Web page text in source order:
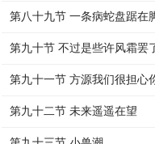
第八十九节 一条病蛇盘踞在
第九十节 不过是些许风霜罢
第九十一节 方源我们很担心
第九十二节 未来遥遥在望